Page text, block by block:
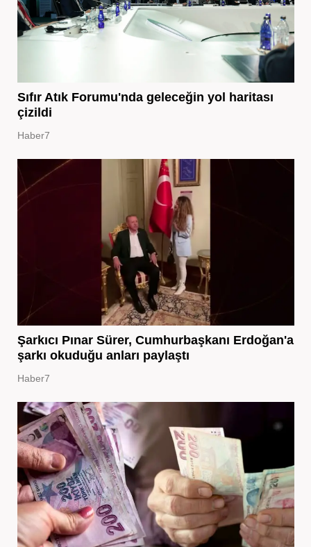
Sıfır Atık Forumu'nda geleceğin yol haritası
çizildi
Haber7
Şarkıcı Pınar Sürer, Cumhurbaşkanı Erdoğan'a
şarkı okuduğu anları paylaştı
Haber7